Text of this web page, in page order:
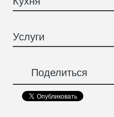
Услуги
Поделиться